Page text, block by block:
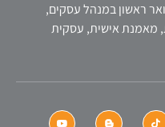
ראשון במנהל עסקים,
מאמנת אישית, עסקית